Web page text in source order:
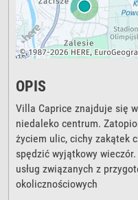
OPIS
Villa Caprice znajduje się
niedaleko centrum.
życiem ulic, cichy zakątek
spędzić wyjątkowy
usług związanych z
okolicznościowych